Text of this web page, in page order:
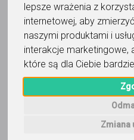
lepsze wrażenia z
internetowej, aby
naszymi produktami i
interakcje marketingowe,
które są dla Ciebie
Zmiana
Maciej Turyk
Wyślij
Ostatnia aktywność: